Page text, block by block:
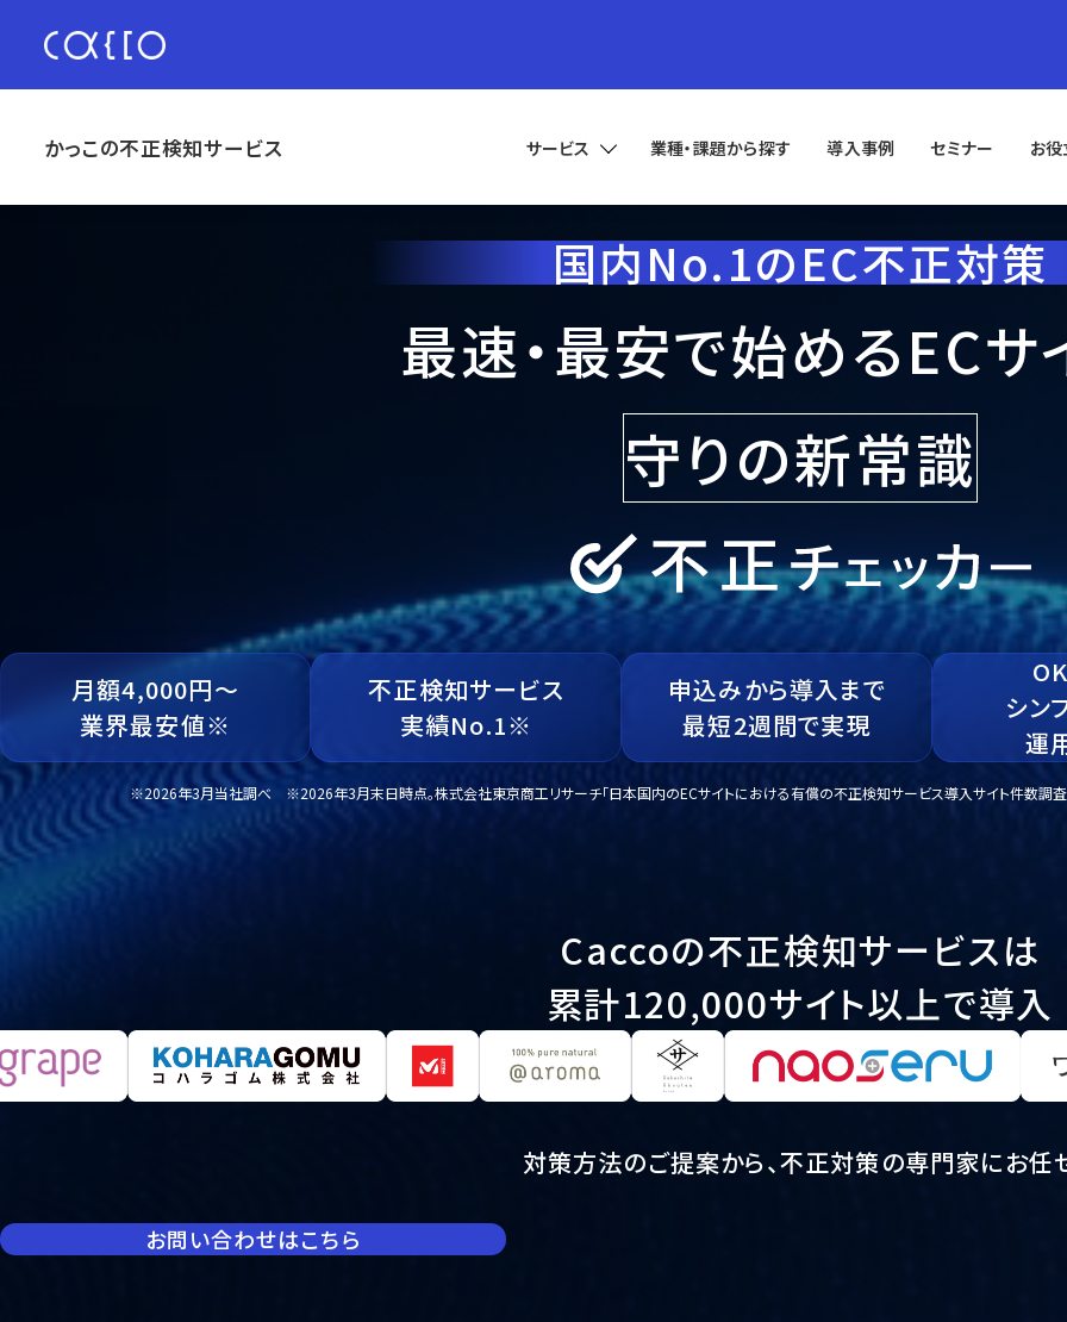
かっこの不正検知サービス サービス 業種・課題から探す 導入事例 セミナー お
国内No.1のEC不正対策
最速・最安で始めるECサ
守りの新常識
月額4,000円～
業界最安値※
不正検知サービス
実績No.1※
申込みから導入まで
最短2週間で実現
シン
運
※2026年3月当社調べ ※2026年3月末日時点。株式会社東京商工リサーチ「日本国内のECサイトにおける有償の不正検知サービス導入サイト件数調査
Caccoの不正検知サービスは
累計120,000サイト以上で導入
対策方法のご提案から、不正対策の専門家にお任
お問い合わせはこちら